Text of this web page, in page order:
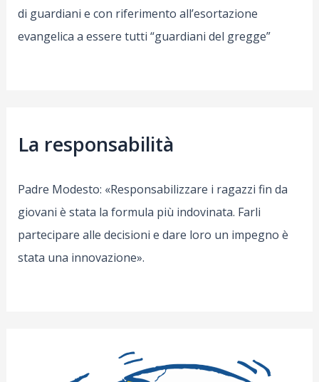
di guardiani e con riferimento all’esortazione
evangelica a essere tutti “guardiani del gregge”
La responsabilità
Padre Modesto: «Responsabilizzare i ragazzi fin da
giovani è stata la formula più indovinata. Farli
partecipare alle decisioni e dare loro un impegno è
stata una innovazione».